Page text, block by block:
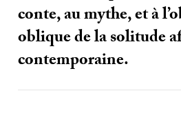
conte, au mythe, et à
oblique de la solitude
contemporaine.